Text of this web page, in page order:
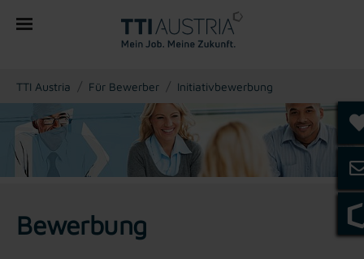
You are here:
TTI Austria Für Bewerber Initiativbewerbung
Bewerbung